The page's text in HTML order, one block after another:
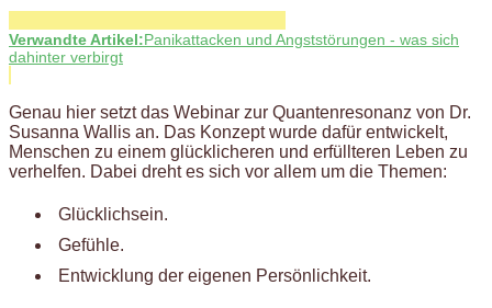
Verwandte Artikel:Panikattacken und Angststörungen - was sich
dahinter verbirgt
Genau hier setzt das Webinar zur Quantenresonanz von Dr.
Susanna Wallis an. Das Konzept wurde dafür entwickelt,
Menschen zu einem glücklicheren und erfüllteren Leben zu
verhelfen. Dabei dreht es sich vor allem um die Themen:
Glücklichsein.
Gefühle.
Entwicklung der eigenen Persönlichkeit.